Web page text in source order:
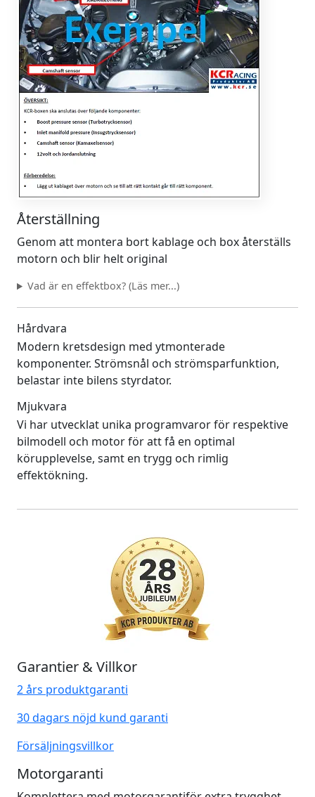
Återställning
Genom att montera bort kablage och box återställs
motorn och blir helt original
Vad är en effektbox? (Läs mer...)
Hårdvara
Modern kretsdesign med ytmonterade
komponenter. Strömsnål och strömsparfunktion,
belastar inte bilens styrdator.
Mjukvara
Vi har utvecklat unika programvaror för respektive
bilmodell och motor för att få en optimal
körupplevelse, samt en trygg och rimlig
effektökning.
Garantier & Villkor
2 års produktgaranti
30 dagars nöjd kund garanti
Försäljningsvillkor
Motorgaranti